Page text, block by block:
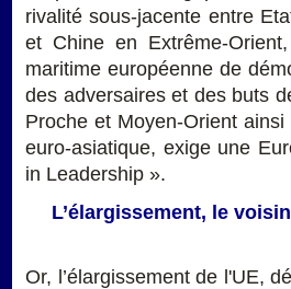
rivalité sous-jacente entre
et Chine en Extrême-
maritime européenne de
des adversaires et des buts
Proche et Moyen-Orient
euro-asiatique, exige une
in Leadership ».
L’élargissement, le
Or, l’élargissement de l'UE,